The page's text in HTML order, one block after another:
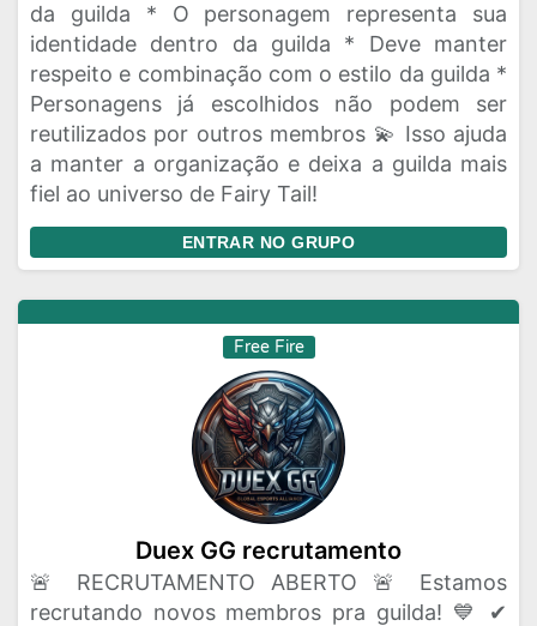
da guilda * O personagem representa sua
identidade dentro da guilda * Deve manter
respeito e combinação com o estilo da guilda *
Personagens já escolhidos não podem ser
reutilizados por outros membros 💫 Isso ajuda
a manter a organização e deixa a guilda mais
fiel ao universo de Fairy Tail!
ENTRAR NO GRUPO
Free Fire
Duex GG recrutamento
🚨 RECRUTAMENTO ABERTO 🚨 Estamos
recrutando novos membros pra guilda! 💙 ✔